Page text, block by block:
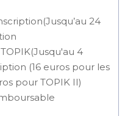
24
4
(16 euros pour les
pour TOPIK II)